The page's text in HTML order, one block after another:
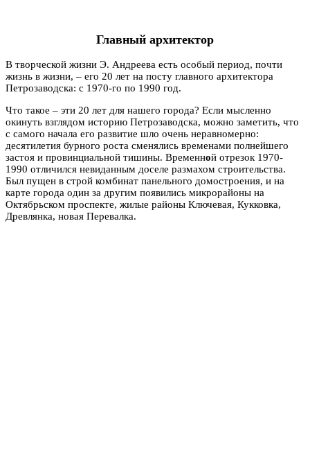
Главный архитектор
В творческой жизни Э. Андреева есть особый период, почти
жизнь в жизни, – его 20 лет на посту главного архитектора
Петрозаводска: с 1970-го по 1990 год.
Что такое – эти 20 лет для нашего города? Если мысленно
окинуть взглядом историю Петрозаводска, можно заметить, что
с самого начала его развитие шло очень неравномерно:
десятилетия бурного роста сменялись временами полнейшего
застоя и провинциальной тишины. Временной отрезок 1970-
1990 отличился невиданным доселе размахом строительства.
Был пущен в строй комбинат панельного домостроения, и на
карте города один за другим появились микрорайоны на
Октябрьском проспекте, жилые районы Ключевая, Кукковка,
Древлянка, новая Перевалка.